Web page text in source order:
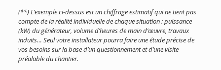
(**) L’exemple ci-dessus est un chiffrage estimatif qui ne tient pas
compte de la réalité individuelle de chaque situation : puissance
(kW) du générateur, volume d’heures de main d’œuvre, travaux
induits… Seul votre installateur pourra faire une étude précise de
vos besoins sur la base d’un questionnement et d’une visite
préalable du chantier.